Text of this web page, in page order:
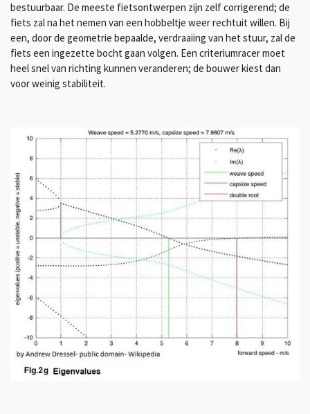
bestuurbaar. De meeste fietsontwerpen zijn zelf corrigerend; de
fiets zal na het nemen van een hobbeltje weer rechtuit willen. Bij
een, door de geometrie bepaalde, verdraaiing van het stuur, zal de
fiets een ingezette bocht gaan volgen. Een criteriumracer moet
heel snel van richting kunnen veranderen; de bouwer kiest dan
voor weinig stabiliteit.